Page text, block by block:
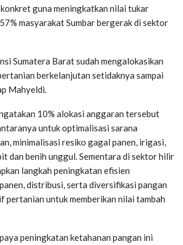
guna meningkatkan nilai tukar
masyarakat Sumbar bergerak di sektor
Sumatera Barat sudah mengalokasikan
berkelanjutan setidaknya sampai
Mahyeldi.
10% alokasi anggaran tersebut
untuk optimalisasi sarana
minimalisasi resiko gagal panen, irigasi,
dan benih unggul. Sementara di sektor hilir
langkah peningkatan efisien
distribusi, serta diversifikasi pangan
pertanian untuk memberikan nilai tambah
peningkatan ketahanan pangan ini